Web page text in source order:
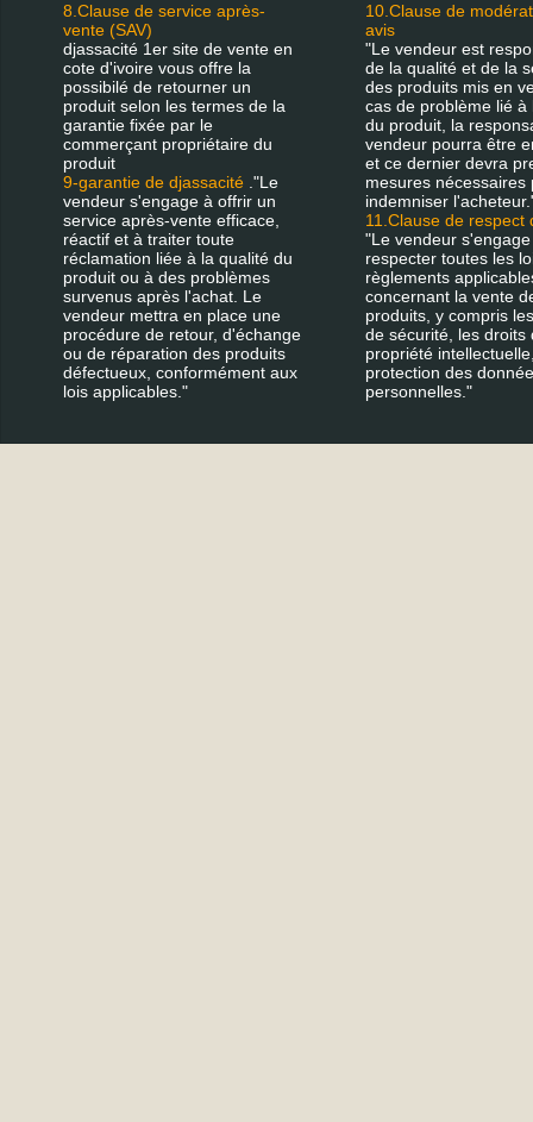
8.Clause de service après-
vente (SAV)
djassacité 1er site de vente en
cote d'ivoire vous offre la
possibilé de retourner un
produit selon les termes de la
garantie fixée par le
commerçant propriétaire du
produit
9-garantie de djassacité ."Le
vendeur s'engage à offrir un
service après-vente efficace,
réactif et à traiter toute
réclamation liée à la qualité du
produit ou à des problèmes
survenus après l'achat. Le
vendeur mettra en place une
procédure de retour, d'échange
ou de réparation des produits
défectueux, conformément aux
lois applicables."
10.Clause de
avis
"Le vendeur est
de la qualité et de la
des produits mis en
cas de problème lié à
du produit, la
vendeur pourra être
et ce dernier devra
mesures nécessaires
indemniser
11.Clause de respect
"Le vendeur
respecter toutes les
règlements
concernant la vente
produits, y compris
de sécurité, les droits
propriété
protection des
personnelles."